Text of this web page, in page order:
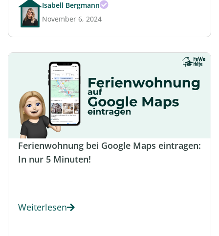
Isabell Bergmann
November 6, 2024
Ferienwohnung bei Google Maps eintragen:
In nur 5 Minuten!
Weiterlesen